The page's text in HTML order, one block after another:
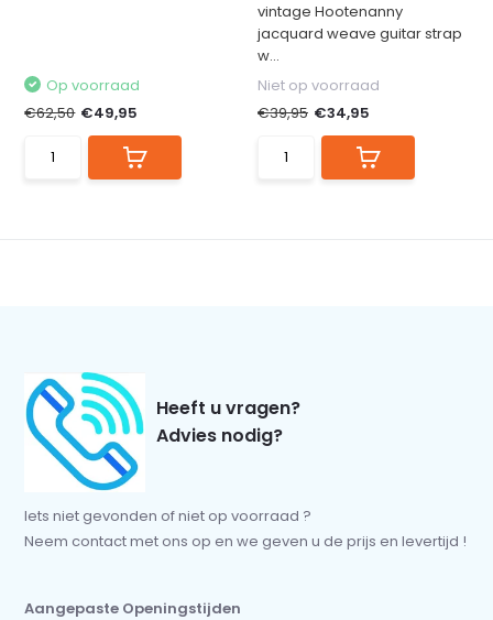
Op voorraad
€62,50 €49,95
vintage Hootenanny
jacquard weave guitar strap
w...
Niet op voorraad
€39,95 €34,95
Heeft u vragen?
Advies nodig?
Iets niet gevonden of niet op voorraad ?
Neem contact met ons op en we geven u de prijs en levertijd !
Aangepaste Openingstijden